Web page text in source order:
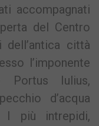
accompagnati
del Centro
dell’antica città
l’imponente
Portus Iulius,
d’acqua
I più intrepidi,